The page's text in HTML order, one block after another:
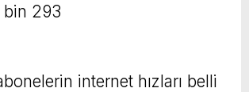
293
internet hızları belli